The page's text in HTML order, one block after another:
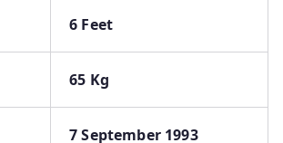
6 Feet
65 Kg
7 September 1993